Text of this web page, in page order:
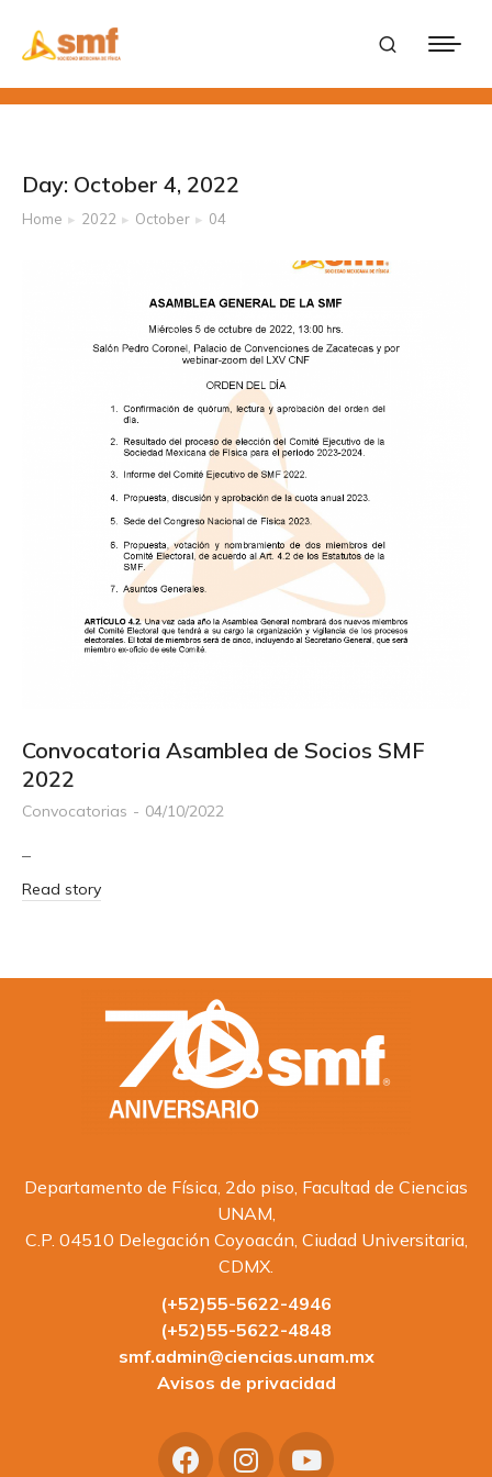
Day: October 4, 2022
You are here:
Home 2022 October 04
Convocatoria Asamblea de Socios SMF
2022
Convocatorias 04/10/2022
–
Read story
Departamento de Física, 2do piso, Facultad de Ciencias
UNAM,
C.P. 04510 Delegación Coyoacán, Ciudad Universitaria,
CDMX.
(+52)55-5622-4946
(+52)55-5622-4848
smf.admin@ciencias.unam.mx
Avisos de privacidad